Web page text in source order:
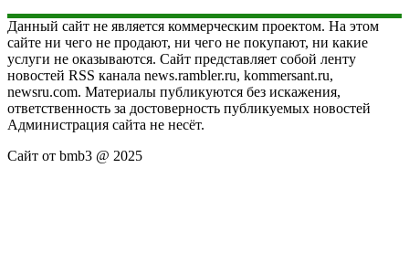
Данный сайт не является коммерческим проектом. На этом
сайте ни чего не продают, ни чего не покупают, ни какие
услуги не оказываются. Сайт представляет собой ленту
новостей RSS канала news.rambler.ru, kommersant.ru,
newsru.com. Материалы публикуются без искажения,
ответственность за достоверность публикуемых новостей
Администрация сайта не несёт.
Сайт от bmb3 @ 2025